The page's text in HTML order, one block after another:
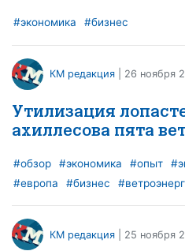
#экономика #бизнес
КМ редакция | 26 ноября
Утилизация
ахиллесова пята
#обзор #экономика #опыт
#европа
#бизнес
КМ редакция | 25 ноября